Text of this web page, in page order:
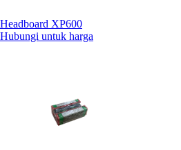
Headboard XP600
Hubungi untuk harga